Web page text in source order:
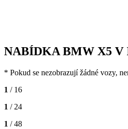
NABÍDKA BMW X5 V
* Pokud se nezobrazují žádné vozy,
1 / 16
1 / 24
1 / 48